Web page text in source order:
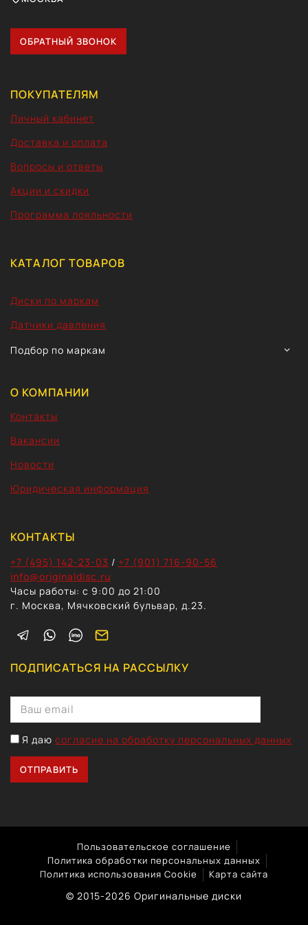
ОБРАТНЫЙ ЗВОНОК
ПОКУПАТЕЛЯМ
Личный кабинет
Доставка и оплата
Вопросы и ответы
Акции и скидки
Программа лояльности
КАТАЛОГ ТОВАРОВ
Диски по маркам
Датчики давления
Подбор по маркам
О КОМПАНИИ
Контакты
Вакансии
Новости
Юридическая информация
КОНТАКТЫ
+7 (495) 142-23-03 / +7 (901) 716-90-56
info@originaldisc.ru
Часы работы: с 9:00 до 21:00
г. Москва, Мячковский бульвар, д.23.
ПОДПИСАТЬСЯ НА РАССЫЛКУ
Я даю согласие на обработку персональных данных
Пользовательское соглашение
Политика обработки персональных данных
Политика использования Cookie
Карта сайта
© 2015-2026 Оригинальные диски